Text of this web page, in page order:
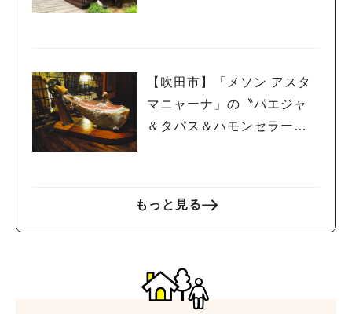
【吹田市】「メソン アスタ
マニャーナ」の〝パエジャ
＆タパス＆ハモンセラー
もっと見る